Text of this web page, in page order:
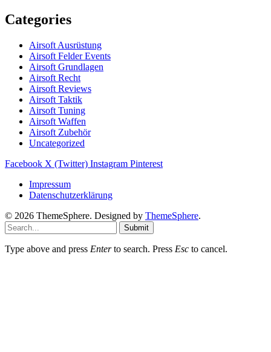
Categories
Airsoft Ausrüstung
Airsoft Felder Events
Airsoft Grundlagen
Airsoft Recht
Airsoft Reviews
Airsoft Taktik
Airsoft Tuning
Airsoft Waffen
Airsoft Zubehör
Uncategorized
Facebook X (Twitter) Instagram Pinterest
Impressum
Datenschutzerklärung
© 2026 ThemeSphere. Designed by ThemeSphere.
Submit
Type above and press Enterto search. Press Esc to cancel.